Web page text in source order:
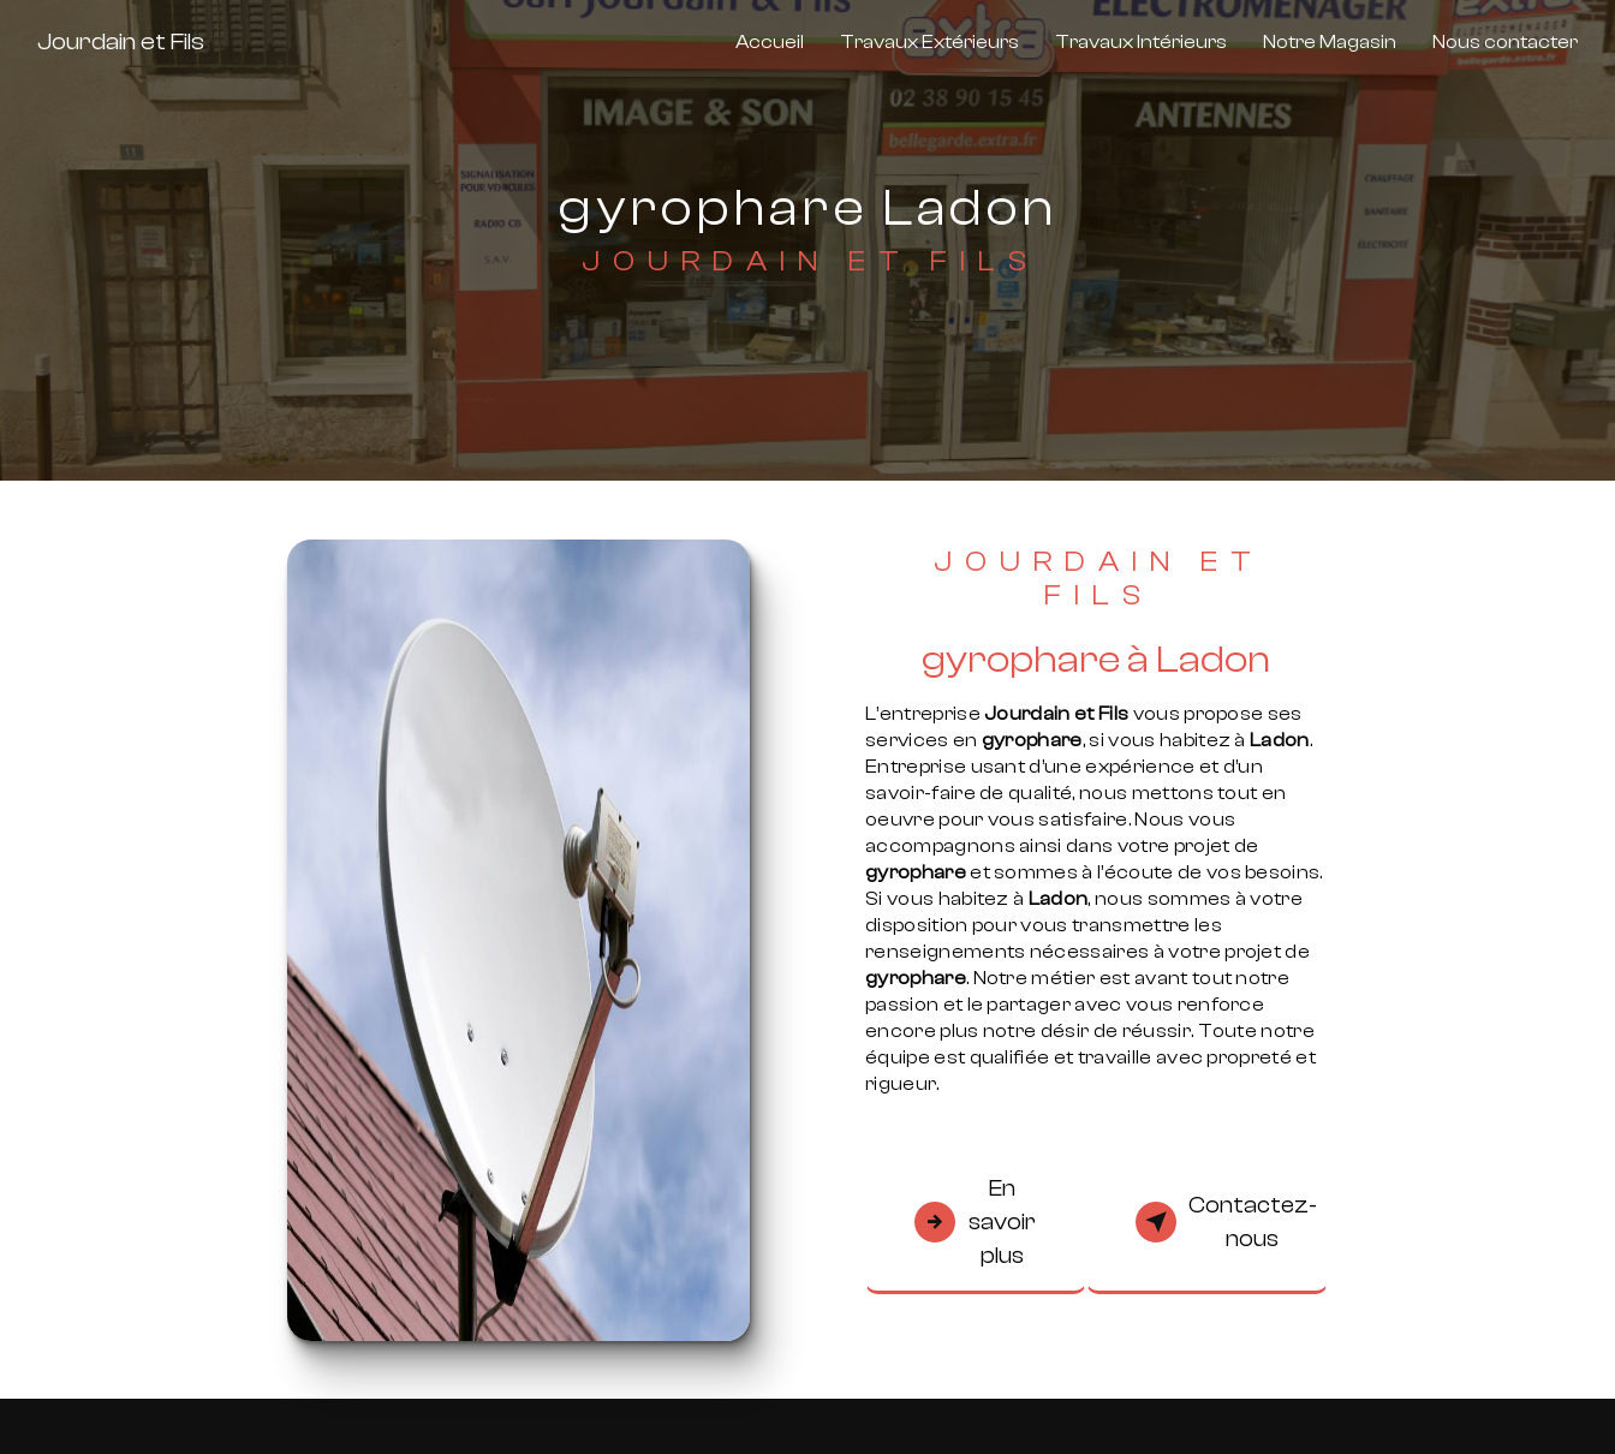
Jourdain et Fils Accueil Travaux Extérieurs Travaux Intérieurs Notre Magasin Nous contacter
gyrophare Ladon
JOURDAIN ET FILS
JOURDAIN ET
FILS
gyrophare à Ladon
L’entrepriseJourdain et Fils vous propose ses
services en gyrophare, si vous habitez à Ladon.
Entreprise usant d’une expérience et d’un
savoir-faire de qualité, nous mettons tout en
oeuvre pour vous satisfaire. Nous vous
accompagnons ainsi dans votre projet de
gyrophareet sommes à l’écoute de vos besoins.
Si vous habitez à Ladon, nous sommes à votre
disposition pour vous transmettre les
renseignements nécessaires à votre projet de
gyrophare. Notre métier est avant tout notre
passion et le partager avec vous renforce
encore plus notre désir de réussir. Toute notre
équipe est qualifiée et travaille avec propreté et
rigueur.
En
savoir
plus
Contactez-
nous
Panneau de gestion des cookies